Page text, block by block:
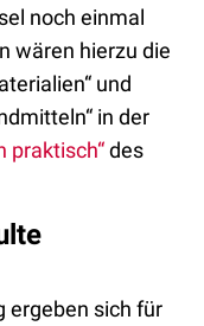
noch einmal
wären hierzu die
und
in der
praktisch“des
ergeben sich für